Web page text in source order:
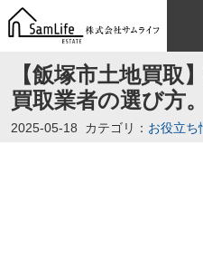
【飯塚市土地買取
買取業者の選び方。
2025-05-18 カテゴリ： お役立ち